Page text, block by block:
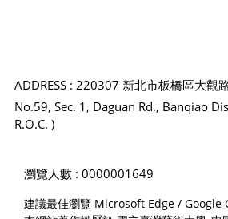
ADDRESS : 220307 新北市板橋區大觀
No.59, Sec. 1, Daguan Rd., Banqiao
R.O.C. )
瀏覽人數 : 0000001649
建議最佳瀏覽 Microsoft Edge / Google